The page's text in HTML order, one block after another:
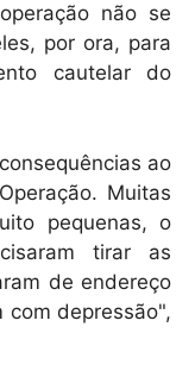
não se
por ora, para
cautelar do
ao
Muitas
pequenas, o
tirar as
de endereço
com depressão",